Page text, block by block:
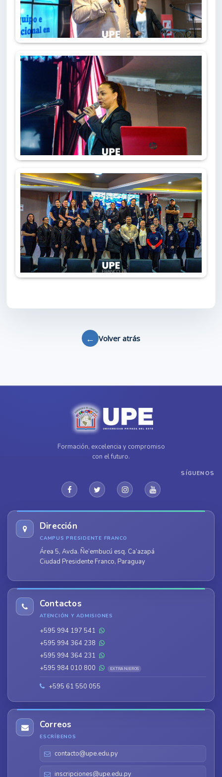
← Volver atrás
Formación, excelencia y compromiso
con el futuro.
SÍGUENOS
Dirección
CAMPUS PRESIDENTE FRANCO
Área 5, Avda. Ñe’embucú esq. Ca’azapá
Ciudad Presidente Franco, Paraguay
Contactos
ATENCIÓN Y ADMISIONES
+595 994 197 541
+595 994 364 238
+595 994 364 231
+595 984 010 800
EXTRANJEROS
+595 61 550 055
Correos
ESCRÍBENOS
contacto@upe.edu.py
inscripciones@upe.edu.py